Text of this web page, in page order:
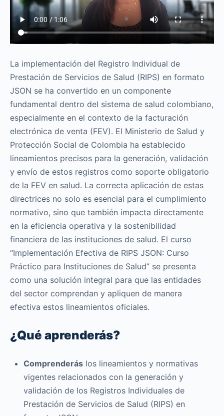
La implementación del Registro Individual de
Prestación de Servicios de Salud (RIPS) en formato
JSON se ha convertido en un componente
fundamental dentro del sistema de salud colombiano,
especialmente en el contexto de la facturación
electrónica de venta (FEV). El Ministerio de Salud y
Protección Social de Colombia ha establecido
lineamientos precisos para la generación, validación
y envío de estos registros como soporte obligatorio
de la FEV en salud. La correcta aplicación de estas
directrices no solo es esencial para el cumplimiento
normativo, sino que también impacta directamente
en la eficiencia operativa y la sostenibilidad
financiera de las instituciones de salud. El curso
“Implementación Efectiva de RIPS JSON: Curso
Práctico para Instituciones de Salud” se presenta
como una solución integral para que las entidades
del sector comprendan y apliquen de manera
efectiva estos lineamientos oficiales.
¿Qué aprenderás?
Comprenderás los lineamientos y normativas
vigentes relacionados con la generación y
validación de los Registros Individuales de
Prestación de Servicios de Salud (RIPS) en